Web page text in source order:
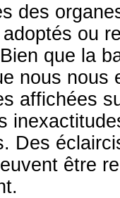
des
ou
que la
nous
affichées
Des
être